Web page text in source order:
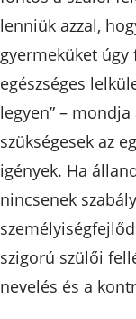
lenniük azzal,
gyermeküket
egészséges
legyen” –
szükségesek az
igények. Ha
nincsenek
szigorú szülői
nevelés és a